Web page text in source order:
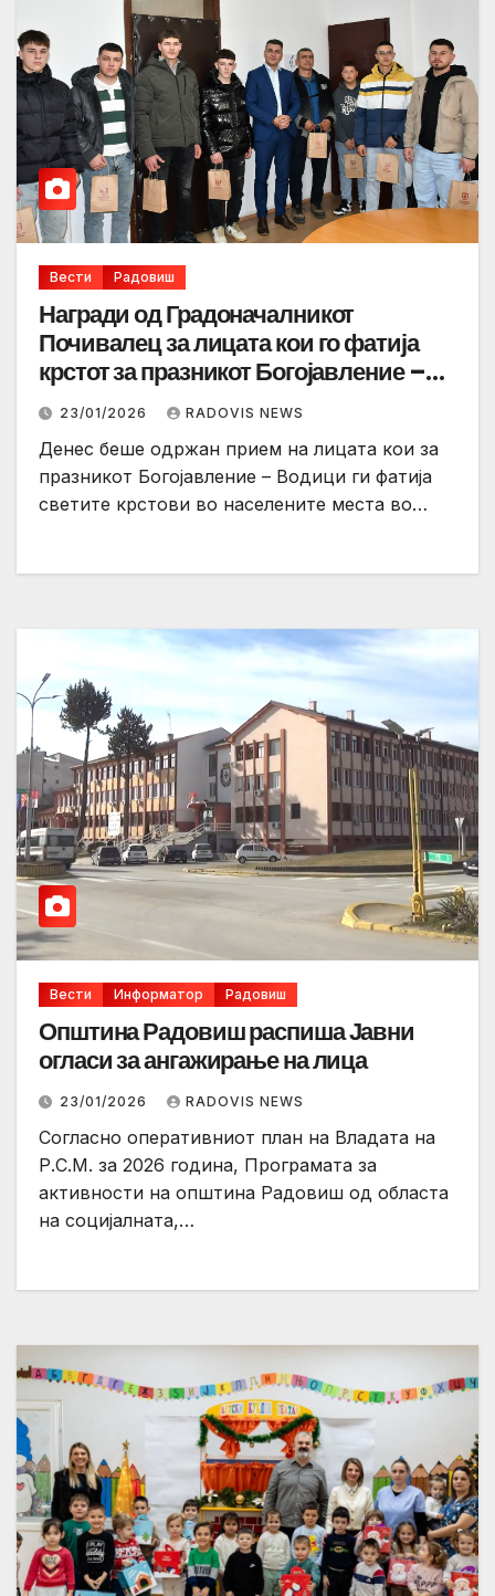
Вести Радовиш
Награди од Градоначалникот
Почивалец за лицата кои го фатија
крстот за празникот Богојавление –
Водици
23/01/2026 RADOVIS NEWS
Денес беше одржан прием на лицата кои за
празникот Богојавление – Водици ги фатија
светите крстови во населените места во…
Вести Информатор Радовиш
Општина Радовиш распиша Јавни
огласи за ангажирање на лица
23/01/2026 RADOVIS NEWS
Согласно оперативниот план на Владата на
Р.С.М. за 2026 година, Програмата за
активности на општина Радовиш од областа
на социјалната,…